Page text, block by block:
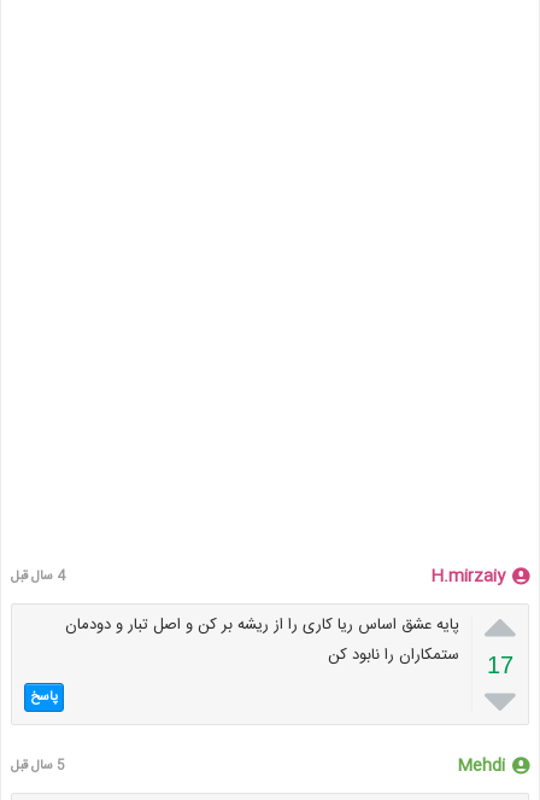
H.mirzaiy 4 سال قبل

17

پایه عشق اساس ریا کاری را از ریشه بر کن و اصل تبار و دودمان
ستمکاران را نابود کن
پاسخ
Mehdi 5 سال قبل